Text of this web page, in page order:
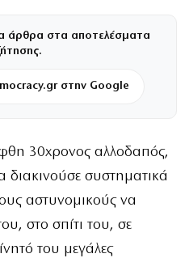
άρθρα στα αποτελέσματα
στην Google
30χρονος αλλοδαπός,
διακινούσε συστηματικά
αστυνομικούς να
στο σπίτι του, σε
του μεγάλες